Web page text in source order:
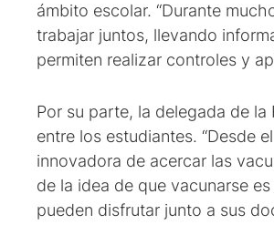
ámbito escolar. “Durante
trabajar juntos, llevando
permiten realizar controles y
Por su parte, la delegada de
entre los estudiantes. “Desde
innovadora de acercar las
de la idea de que vacunarse
pueden disfrutar junto a sus